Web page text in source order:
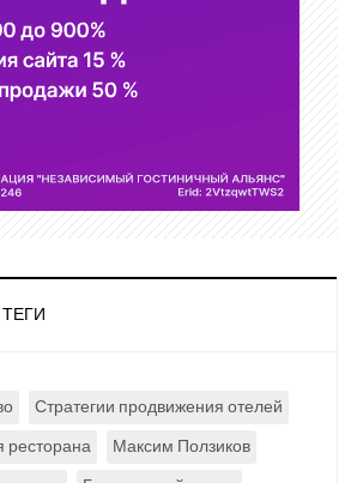
Стратегии продвижения отелей
ресторана
Максим Ползиков